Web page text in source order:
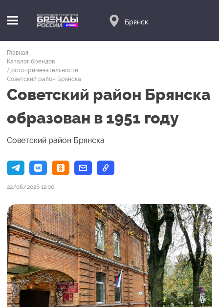
Брянск
Главная
Каталог брендов
Достопримечательности
Советский район Брянска
Советский район Брянска
образован в 1951 году
Советский район Брянска
22/06/2026 12:00